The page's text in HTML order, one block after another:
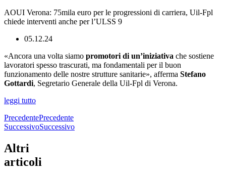
AOUI Verona: 75mila euro per le progressioni di carriera, Uil-Fpl
chiede interventi anche per l’ULSS 9
05.12.24
«Ancora una volta siamo promotori di un’iniziativa che sostiene
lavoratori spesso trascurati, ma fondamentali per il buon
funzionamento delle nostre strutture sanitarie», afferma Stefano
Gottardi, Segretario Generale della Uil-Fpl di Verona.
leggi tutto
PrecedentePrecedente
SuccessivoSuccessivo
Altri
articoli